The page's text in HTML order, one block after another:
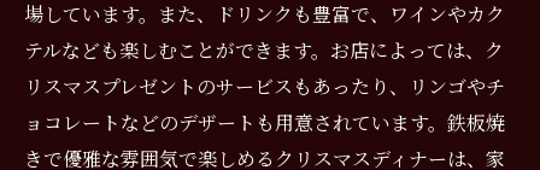
場しています。また、ドリンクも豊富で、ワインやカク
テルなども楽しむことができます。お店によっては、ク
リスマスプレゼントのサービスもあったり、リンゴやチ
ョコレートなどのデザートも用意されています。鉄板焼
きで優雅な雰囲気で楽しめるクリスマスディナーは、家